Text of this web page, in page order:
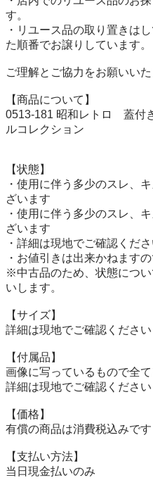
す。
・リユース品の取り置きは
た順番でお譲りしています。
ご理解とご協力をお願いいた
【商品について】
0513-181 昭和レトロ　蓋付
ルコレクション
【状態】
・使用に伴う多少のスレ、
ざいます
・使用に伴う多少のスレ、
ざいます
・詳細は現地でご確認くだ
・お値引きは出来かねます
※中古品のため、状態につ
いします。
【サイズ】
詳細は現地でご確認ください
【付属品】
画像に写っているもので全
詳細は現地でご確認ください
【価格】
有償の商品は消費税込みです
【⽀払い⽅法】
当⽇現⾦払いのみ